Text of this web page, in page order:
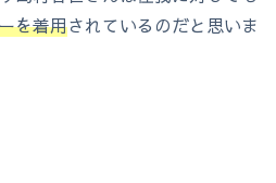
を着用されているのだと思いま